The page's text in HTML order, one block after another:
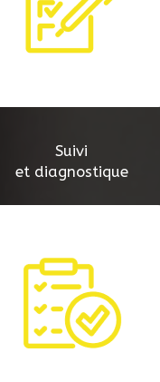
Suivi
et diagnostique